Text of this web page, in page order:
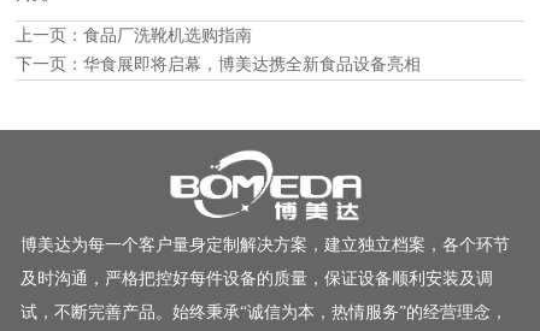
上一页：食品厂洗靴机选购指南
下一页：华食展即将启幕，博美达携全新食品设备亮相
博美达为每一个客户量身定制解决方案，建立独立档案，各个环节
及时沟通，严格把控好每件设备的质量，保证设备顺利安装及调
试，不断完善产品。始终秉承“诚信为本，热情服务”的经营理念，